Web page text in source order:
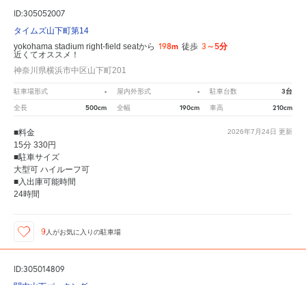
ID:305052007
タイムズ山下町第14
yokohama stadium right-field seatから 198m 徒歩 3～5分
近くてオススメ！
神奈川県横浜市中区山下町201
駐車場形式 - 屋内外形式 - 駐車台数 3台
全長 500cm 全幅 190cm 車高 210cm
2026年7月24日 更新
■料金
15分 330円
■駐車サイズ
大型可 ハイルーフ可
■入出庫可能時間
24時間
9人がお気に入りの駐車場
ID:305014809